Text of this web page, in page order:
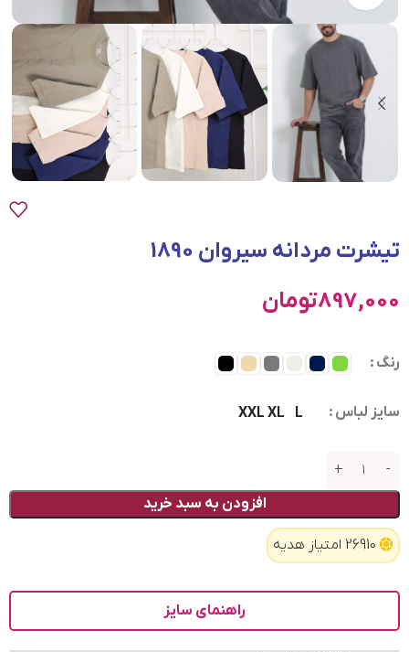
تیشرت مردانه سیروان 1890
897,000تومان
رنگ
سایز لباس L
XL
XXL
افزودن به سبد خرید
26910 امتیاز هدیه
راهنمای سایز